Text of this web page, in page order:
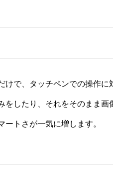
けで、タッチペンでの操作
をしたり、それをそのまま
トさが一気に増します。